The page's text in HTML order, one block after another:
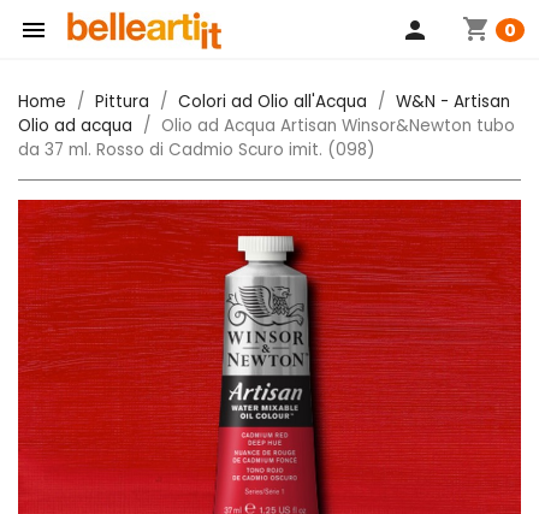
 shopping_cart 0
person
Home Pittura Colori ad Olio all'Acqua
W&N - Artisan
Olio ad acqua
Olio ad Acqua Artisan Winsor&Newton tubo
da 37 ml. Rosso di Cadmio Scuro imit. (098)